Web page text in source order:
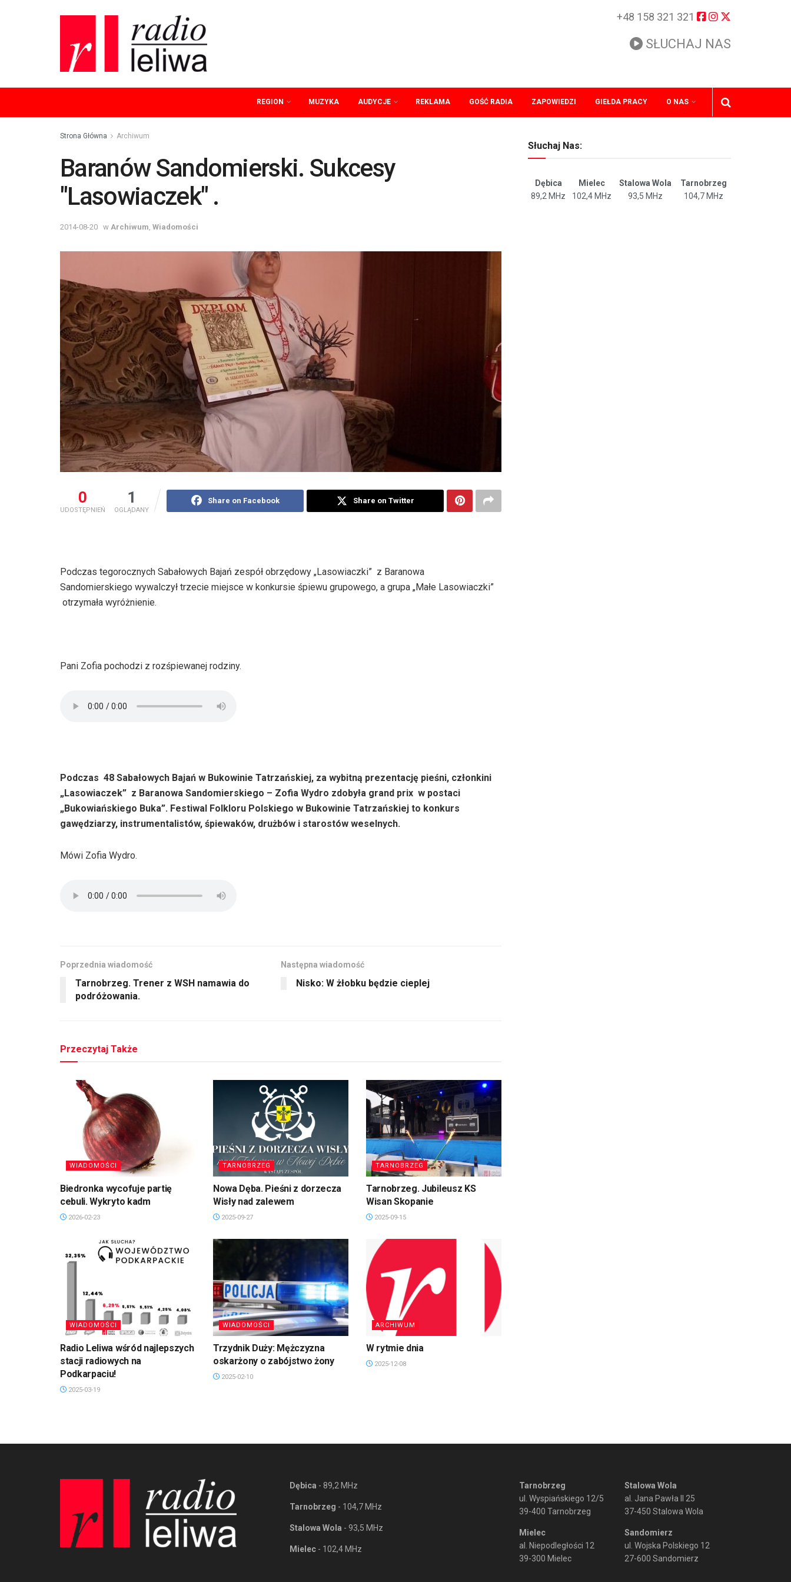
+48 158 321 321
SŁUCHAJ NAS
REGION MUZYKA AUDYCJE REKLAMA GOŚĆ RADIA ZAPOWIEDZI GIEŁDA PRACY O NAS
Strona Główna Archiwum
Baranów Sandomierski. Sukcesy
"Lasowiaczek" .
2014-08-20 w Archiwum Wiadomości
0
UDOSTĘPNIEŃ
1
OGLĄDANY
Share on Facebook Share on Twitter
Podczas tegorocznych Sabałowych Bajań zespół obrzędowy „Lasowiaczki” z Baranowa
Sandomierskiego wywalczył trzecie miejsce w konkursie śpiewu grupowego, a grupa „Małe Lasowiaczki”
otrzymała wyróżnienie.
Pani Zofia pochodzi z rozśpiewanej rodziny.
Podczas 48 Sabałowych Bajań w Bukowinie Tatrzańskiej, za wybitną prezentację pieśni, członkini
„Lasowiaczek” z Baranowa Sandomierskiego – Zofia Wydro zdobyła grand prix w postaci
„Bukowiańskiego Buka”. Festiwal Folkloru Polskiego w Bukowinie Tatrzańskiej to konkurs
gawędziarzy, instrumentalistów, śpiewaków, drużbów i starostów weselnych.
Mówi Zofia Wydro.
Poprzednia wiadomość
Tarnobrzeg. Trener z WSH namawia do
podróżowania.
Następna wiadomość
Nisko: W żłobku będzie cieplej
Przeczytaj Także
WIADOMOŚCI
Biedronka wycofuje partię
cebuli. Wykryto kadm
2026-02-23
TARNOBRZEG
Nowa Dęba. Pieśni z dorzecza
Wisły nad zalewem
2025-09-27
TARNOBRZEG
Tarnobrzeg. Jubileusz KS
Wisan Skopanie
2025-09-15
WIADOMOŚCI
Radio Leliwa wśród najlepszych
stacji radiowych na
Podkarpaciu!
2025-03-19
WIADOMOŚCI
Trzydnik Duży: Mężczyzna
oskarżony o zabójstwo żony
2025-02-10
ARCHIWUM
W rytmie dnia
2025-12-08
Słuchaj Nas:
Dębica Mielec Stalowa Wola
Tarnobrzeg
89,2 MHz
102,4 MHz 93,5 MHz 104,7 MHz
Dębica - 89,2 MHz
Tarnobrzeg - 104,7 MHz
Stalowa Wola - 93,5 MHz
Mielec - 102,4 MHz
Tarnobrzeg
ul. Wyspiańskiego 12/5
39-400 Tarnobrzeg
Mielec
al. Niepodległości 12
39-300 Mielec
Stalowa Wola
al. Jana Pawła II 25
37-450 Stalowa Wola
Sandomierz
ul. Wojska Polskiego 12
27-600 Sandomierz